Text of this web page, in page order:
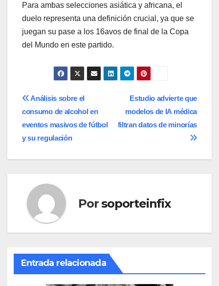
Para ambas selecciones asiática y africana, el
duelo representa una definición crucial, ya que se
juegan su pase a los 16avos de final de la Copa
del Mundo en este partido.
Navegación
de
entradas
Estudio advierte que
modelos de IA médica
filtran datos de minorías
Análisis sobre el
consumo de alcohol en
eventos masivos de fútbol
y su regulación
Porsoporteinfix
Entrada relacionada